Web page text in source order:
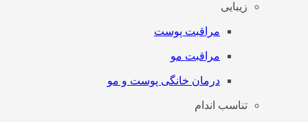
زیبایی
مراقبت پوست
مراقبت مو
درمان خانگی پوست و مو
تناسب اندام